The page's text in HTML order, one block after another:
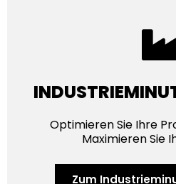
Optimieren Sie Ihre
Maximieren Sie
Zum